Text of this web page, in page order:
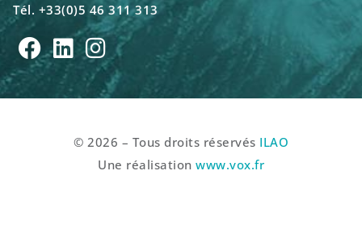
Tél. +33(0)5 46 311 313
© 2026 – Tous droits réservés ILAO
Une réalisation www.vox.fr